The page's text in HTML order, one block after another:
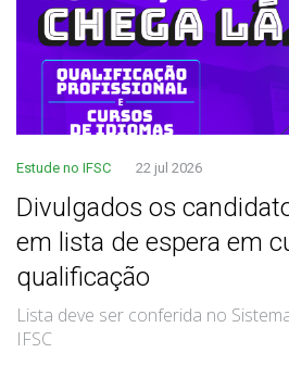
Estude no IFSC 22 jul 2026
Divulgados os
em lista de espera em
qualificação
Lista deve ser conferida no
IFSC